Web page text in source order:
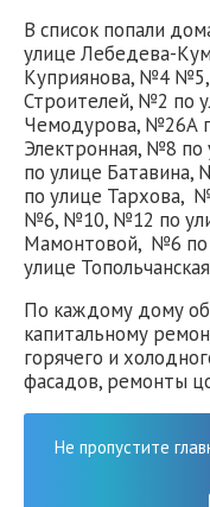
В список попали
улице Лебедева-
Куприянова, №4
Строителей, №2 по
Чемодурова, №26А
Электронная, №8
по улице
по улице Тархова,
№6, №10, №12 по
Мамонтовой, №6 по
улице
По каждому дому
капитальному
горячего и
фасадов, ремонты
Не пропустите